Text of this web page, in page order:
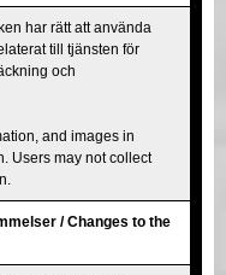
har rätt att använda
till tjänsten för
och
and images in
Users may not collect
/ Changes to the